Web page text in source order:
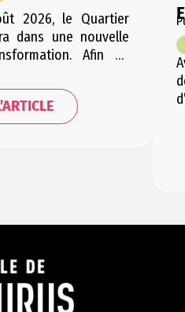
2026, le Quartier
dans une nouvelle
Afin de
le moins
pour les riverains,
en plusieurs